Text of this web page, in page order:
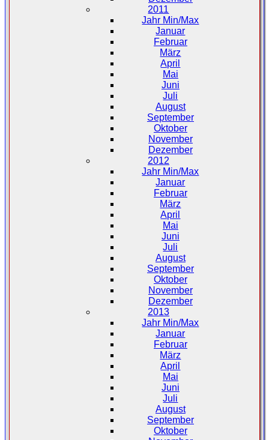
2011
Jahr Min/Max
Januar
Februar
März
April
Mai
Juni
Juli
August
September
Oktober
November
Dezember
2012
Jahr Min/Max
Januar
Februar
März
April
Mai
Juni
Juli
August
September
Oktober
November
Dezember
2013
Jahr Min/Max
Januar
Februar
März
April
Mai
Juni
Juli
August
September
Oktober